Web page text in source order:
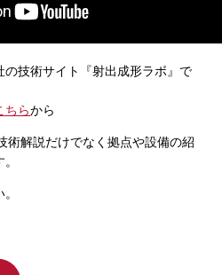
技術サイト『射出成形ラボ』で
ちらから
術解説だけでなく拠点や設備の紹